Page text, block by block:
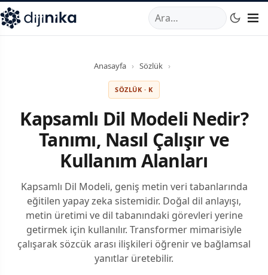
,Marmara Mahallesi,Beylikdüzü34520TRTelefon:0850
Anasayfa › Sözlük ›
SÖZLÜK · K
Kapsamlı Dil Modeli Nedir?
Tanımı, Nasıl Çalışır ve
Kullanım Alanları
Kapsamlı Dil Modeli, geniş metin veri tabanlarında
eğitilen yapay zeka sistemidir. Doğal dil anlayışı,
metin üretimi ve dil tabanındaki görevleri yerine
getirmek için kullanılır. Transformer mimarisiyle
çalışarak sözcük arası ilişkileri öğrenir ve bağlamsal
yanıtlar üretebilir.